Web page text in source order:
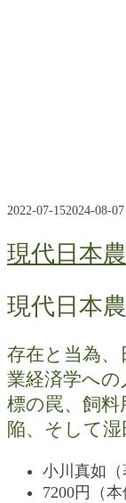
2022-07-152024-08-07
現代日本
現代日本
存在と当為、
業経済学への
標の罠、飼料
陥、そして湿
小川真如（
7200円（